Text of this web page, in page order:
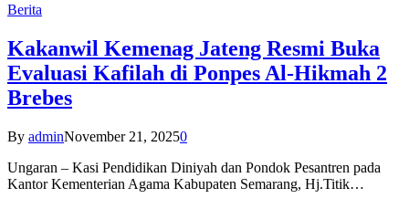
Berita
Kakanwil Kemenag Jateng Resmi Buka
Evaluasi Kafilah di Ponpes Al-Hikmah 2
Brebes
By adminNovember 21, 20250
Ungaran – Kasi Pendidikan Diniyah dan Pondok Pesantren pada
Kantor Kementerian Agama Kabupaten Semarang, Hj.Titik…